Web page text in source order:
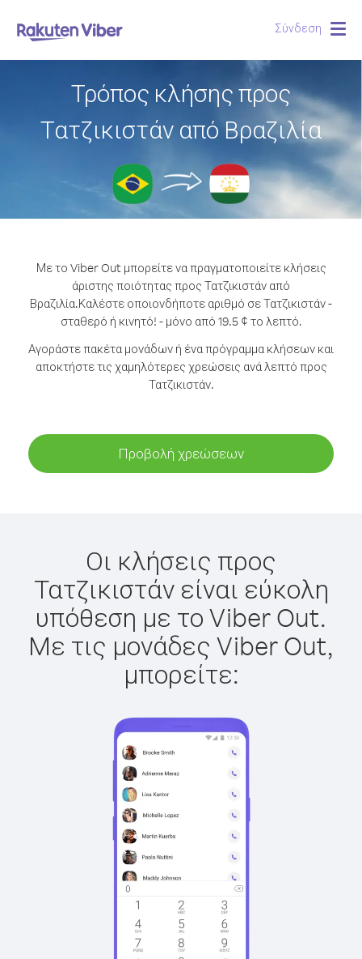
Σύνδεση
Τρόπος κλήσης προς
Τατζικιστάν από Βραζιλία
Με το Viber Out μπορείτε να πραγματοποιείτε κλήσεις
άριστης ποιότητας προς Τατζικιστάν από
Βραζιλία.Καλέστε οποιονδήποτε αριθμό σε Τατζικιστάν -
σταθερό ή κινητό! - μόνο από 19.5 ¢ το λεπτό.
Αγοράστε πακέτα μονάδων ή ένα πρόγραμμα κλήσεων και
αποκτήστε τις χαμηλότερες χρεώσεις ανά λεπτό προς
Τατζικιστάν.
Προβολή χρεώσεων
Οι κλήσεις προς
Τατζικιστάν είναι εύκολη
υπόθεση με το Viber Out.
Με τις μονάδες Viber Out,
μπορείτε: